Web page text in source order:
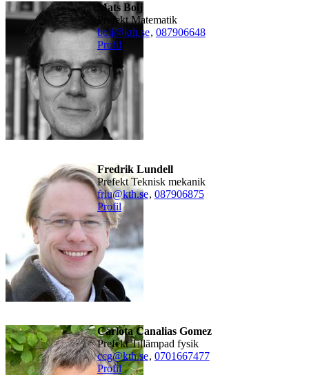
Mats Boij
Prefekt Matematik
boij@kth.se, 087906648
Profil
Fredrik Lundell
Prefekt Teknisk mekanik
frlu@kth.se, 087906875
Profil
Carlota Canalias Gomez
Prefekt Tillämpad fysik
ccg@kth.se, 0701667477
Profil